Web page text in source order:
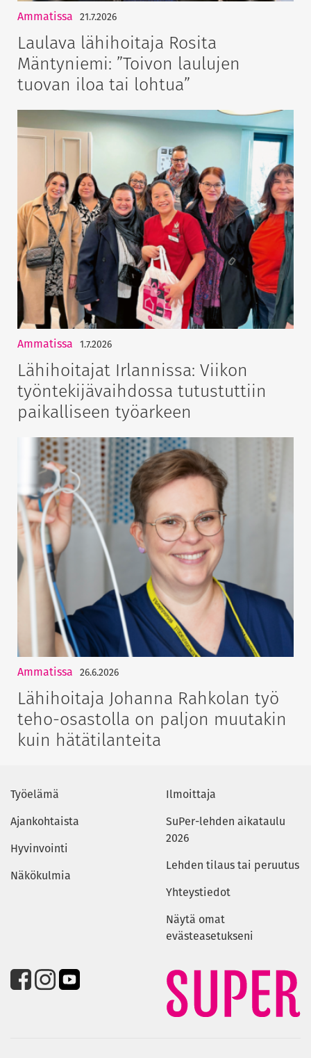
Ammatissa 21.7.2026
Laulava lähihoitaja Rosita
Mäntyniemi: ”Toivon laulujen
tuovan iloa tai lohtua”
Ammatissa 1.7.2026
Lähihoitajat Irlannissa: Viikon
työntekijävaihdossa tutustuttiin
paikalliseen työarkeen
Ammatissa 26.6.2026
Lähihoitaja Johanna Rahkolan työ
teho-osastolla on paljon muutakin
kuin hätätilanteita
Työelämä
Ajankohtaista
Hyvinvointi
Näkökulmia
Ilmoittaja
SuPer-lehden aikataulu
2026
Lehden tilaus tai peruutus
Yhteystiedot
Näytä omat
evästeasetukseni